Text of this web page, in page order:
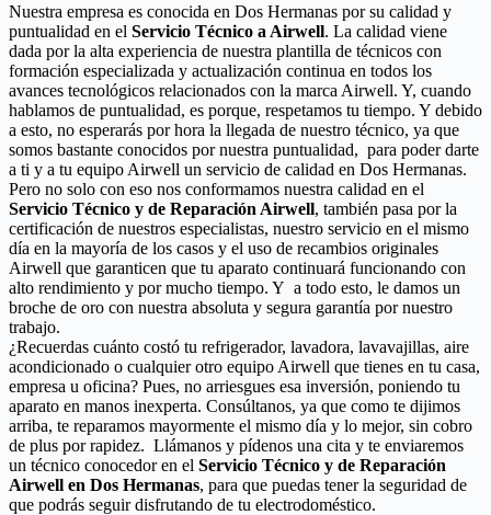
Nuestra empresa es conocida en Dos Hermanas por su calidad y
puntualidad en el Servicio Técnico a Airwell. La calidad viene
dada por la alta experiencia de nuestra plantilla de técnicos con
formación especializada y actualización continua en todos los
avances tecnológicos relacionados con la marca Airwell. Y, cuando
hablamos de puntualidad, es porque, respetamos tu tiempo. Y debido
a esto, no esperarás por hora la llegada de nuestro técnico, ya que
somos bastante conocidos por nuestra puntualidad, para poder darte
a ti y a tu equipo Airwell un servicio de calidad en Dos Hermanas.
Pero no solo con eso nos conformamos nuestra calidad en el
Servicio Técnico y de Reparación Airwell, también pasa por la
certificación de nuestros especialistas, nuestro servicio en el mismo
día en la mayoría de los casos y el uso de recambios originales
Airwell que garanticen que tu aparato continuará funcionando con
alto rendimiento y por mucho tiempo. Y a todo esto, le damos un
broche de oro con nuestra absoluta y segura garantía por nuestro
trabajo.
¿Recuerdas cuánto costó tu refrigerador, lavadora, lavavajillas, aire
acondicionado o cualquier otro equipo Airwell que tienes en tu casa,
empresa u oficina? Pues, no arriesgues esa inversión, poniendo tu
aparato en manos inexperta. Consúltanos, ya que como te dijimos
arriba, te reparamos mayormente el mismo día y lo mejor, sin cobro
de plus por rapidez. Llámanos y pídenos una cita y te enviaremos
un técnico conocedor en el Servicio Técnico y de Reparación
Airwell en Dos Hermanas, para que puedas tener la seguridad de
que podrás seguir disfrutando de tu electrodoméstico.